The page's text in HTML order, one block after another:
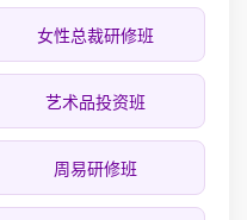
女性总裁研修班
艺术品投资班
周易研修班